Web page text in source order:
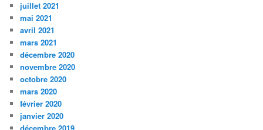
juillet 2021
mai 2021
avril 2021
mars 2021
décembre 2020
novembre 2020
octobre 2020
mars 2020
février 2020
janvier 2020